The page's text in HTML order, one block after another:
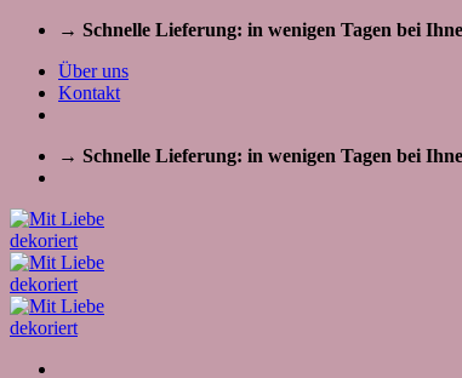
Zum
springen
→ Schnelle Lieferung: in wenigen Tagen bei
Über uns
Kontakt
→ Schnelle Lieferung: in wenigen Tagen bei